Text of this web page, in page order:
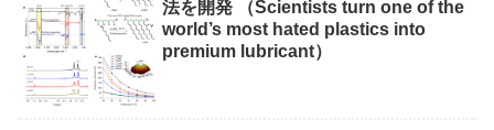
法を開発 （Scientists turn one of the
world’s most hated plastics into
premium lubricant）